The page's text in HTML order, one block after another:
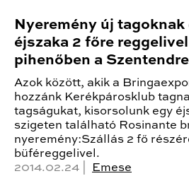
Nyeremény új
éjszaka 2 főre
pihenőben a
Azok között, akik a
hozzánk Kerékpárosklub
tagságukat, kisorsolunk egy
szigeten található Rosinante
nyeremény:Szállás 2 fő
büféreggelivel.
2014.02.24 |
Emese